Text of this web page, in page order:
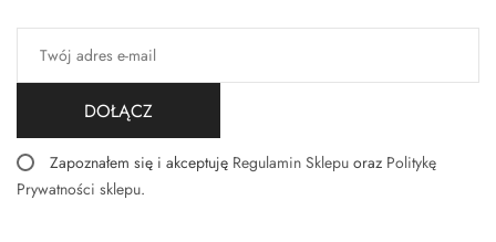
DOŁĄCZ
Zapoznałem się i akceptuję Regulamin Sklepu oraz Politykę
Prywatności sklepu.